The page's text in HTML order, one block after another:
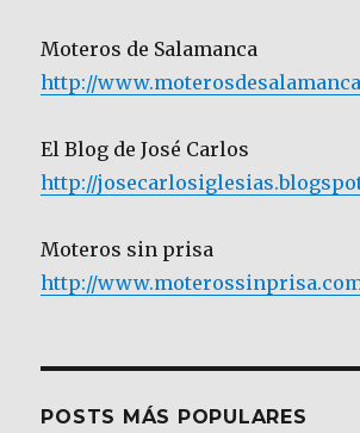
Moteros de Salamanca
http://
El Blog de José Carlos
http://
Moteros sin prisa
http://
POSTS MÁS POPULARES